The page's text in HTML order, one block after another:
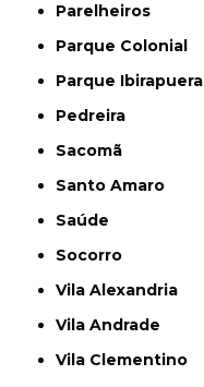
Parelheiros
Parque Colonial
Parque Ibirapuera
Pedreira
Sacomã
Santo Amaro
Saúde
Socorro
Vila Alexandria
Vila Andrade
Vila Clementino